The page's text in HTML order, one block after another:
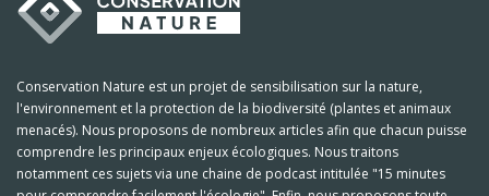
Conservation Nature est un projet de sensibilisation sur la nature,
l'environnement et la protection de la biodiversité (plantes et animaux
menacés). Nous proposons de nombreux articles afin que chacun puisse
comprendre les principaux enjeux écologiques. Nous traitons
notamment ces sujets via une chaine de podcast intitulée "15 minutes